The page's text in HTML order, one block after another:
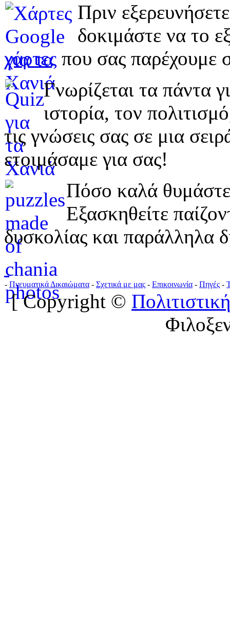
Πριν
δοκιμάστε να το
χάρτες που σας παρέχουμε
Γνωρίζεται τα πάντα
ιστορία, τον
τις γνώσεις σας σε μια
ετοιμάσαμε για σας!
Πόσο καλά
Εξασκηθείτε
δυσκολίας και παράλληλα
- Πνευματικά Δικαιώματα - Σχετικά με μας - Επικοινωνία - Πηγές -
[ Copyright ©